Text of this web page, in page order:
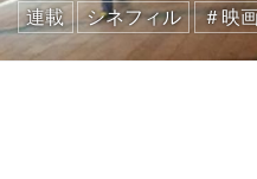
連載 シネフィル ＃映